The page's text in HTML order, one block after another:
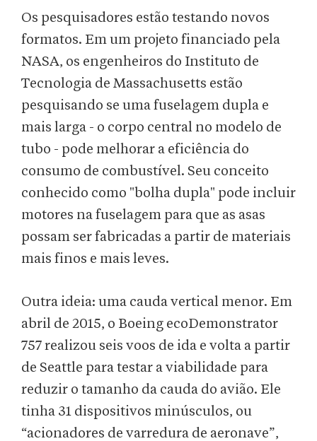
Os pesquisadores estão testando novos
formatos. Em um projeto financiado pela
NASA, os engenheiros do Instituto de
Tecnologia de Massachusetts estão
pesquisando se uma fuselagem dupla e
mais larga - o corpo central no modelo de
tubo - pode melhorar a eficiência do
consumo de combustível. Seu conceito
conhecido como "bolha dupla" pode incluir
motores na fuselagem para que as asas
possam ser fabricadas a partir de materiais
mais finos e mais leves.
Outra ideia: uma cauda vertical menor. Em
abril de 2015, o Boeing ecoDemonstrator
757 realizou seis voos de ida e volta a partir
de Seattle para testar a viabilidade para
reduzir o tamanho da cauda do avião. Ele
tinha 31 dispositivos minúsculos, ou
“acionadores de varredura de aeronave”,